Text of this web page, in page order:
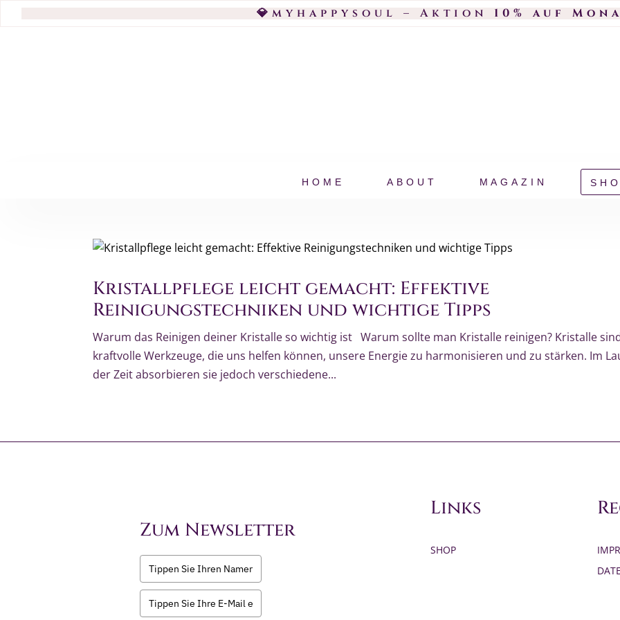
💎myhappysoul – Aktion 10% auf
HOME ABOUT MAGAZIN
Kristallpflege leicht gemacht: Effektive
Reinigungstechniken und wichtige Tipps
Warum das Reinigen deiner Kristalle so wichtig ist Warum sollte man Kristalle reinigen? Kristalle
kraftvolle Werkzeuge, die uns helfen können, unsere Energie zu harmonisieren und zu stärken. Im
der Zeit absorbieren sie jedoch verschiedene...
Zum Newsletter
Links
SHOP